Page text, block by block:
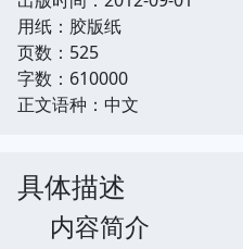
用纸：胶版纸
页数：525
字数：610000
正文语种：中文
具体描述
内容简介